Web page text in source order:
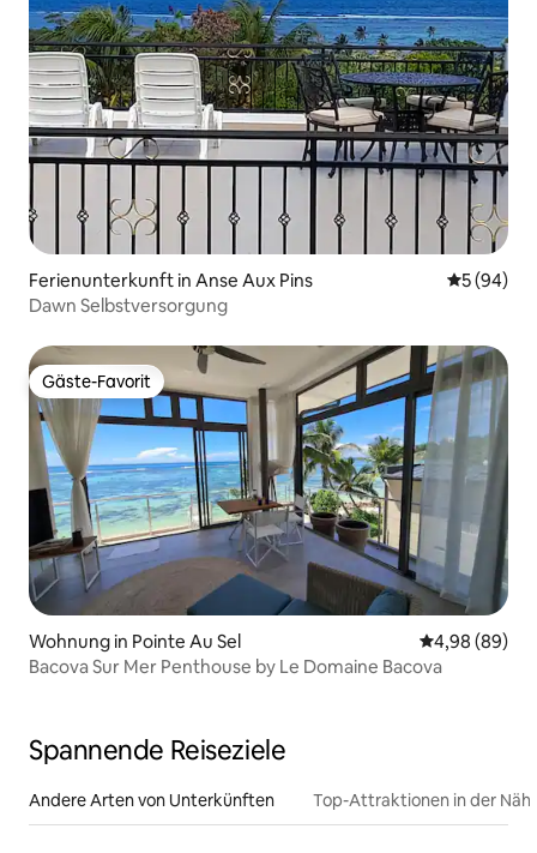
Ferienunterkunft in Anse Aux Pins
5 (94)
Dawn Selbstversorgung
Gäste-Favorit
Gäste-Favorit
Wohnung in Pointe Au Sel
4,98 (89)
Bacova Sur Mer Penthouse by Le Domaine Bacova
Spannende Reiseziele
Andere Arten von Unterkünften Top-Attraktionen in der